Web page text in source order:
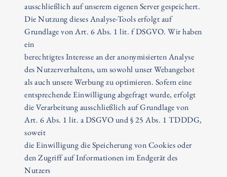
ausschließlich auf unserem eigenen Server gespeichert.
Die Nutzung dieses Analyse-Tools erfolgt auf
Grundlage von Art. 6 Abs. 1 lit. f DSGVO. Wir haben
ein
berechtigtes Interesse an der anonymisierten Analyse
des Nutzerverhaltens, um sowohl unser Webangebot
als auch unsere Werbung zu optimieren. Sofern eine
entsprechende Einwilligung abgefragt wurde, erfolgt
die Verarbeitung ausschließlich auf Grundlage von
Art. 6 Abs. 1 lit. a DSGVO und § 25 Abs. 1 TDDDG,
soweit
die Einwilligung die Speicherung von Cookies oder
den Zugriff auf Informationen im Endgerät des
Nutzers